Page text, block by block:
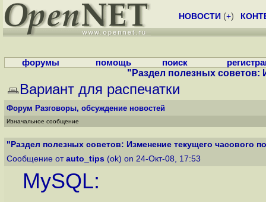
НОВОСТИ (+)
форумы помощь поиск
"Раздел полезных советов:
Вариант для распечатки
Форум Разговоры, обсуждение новостей
Изначальное сообщение
"Раздел полезных советов: Изменение текущего часового
Сообщение от auto_tips (ok) on 24-Окт-08, 17:53
MySQL: